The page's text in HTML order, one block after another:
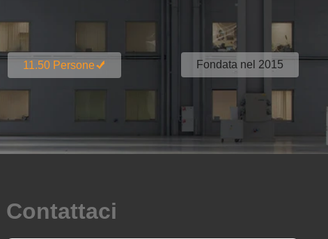
11.50 Persone Fondata nel 2015
Contattaci